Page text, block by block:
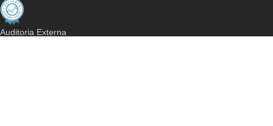
Auditoria Externa